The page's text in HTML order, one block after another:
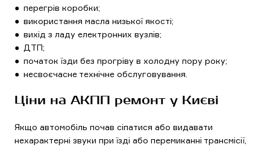
● перегрів коробки;
● використання масла низької якості;
● вихід з ладу електронних вузлів;
● ДТП;
● початок їзди без прогріву в холодну пору року;
● несвоєчасне технічне обслуговування.
Ціни на АКПП ремонт у Києві
Якщо автомобіль почав сіпатися або видавати
нехарактерні звуки при їзді або перемиканні трансмісії,